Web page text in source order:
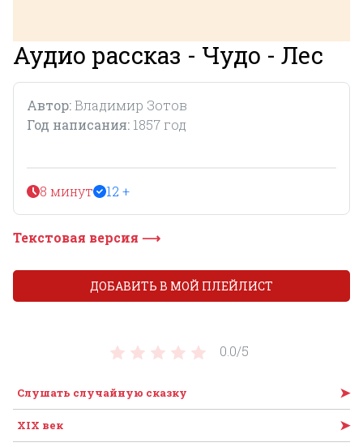
Аудио рассказ - Чудо - Лес
Автор: Владимир Зотов
Год написания: 1857 год
8 минут 12 +
Текстовая версия ⟶
0.0/5
Слушать случайную сказку ➤
XIX век ➤
ДОБАВИТЬ В МОЙ ПЛЕЙЛИСТ